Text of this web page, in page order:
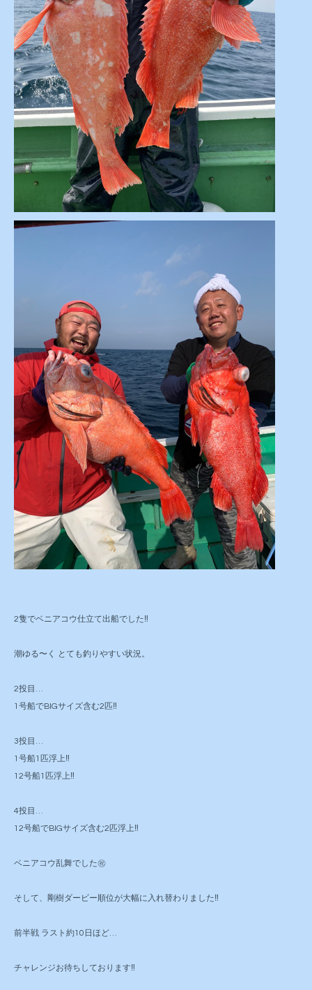
2隻でベニアコウ仕立て出船でした‼️
潮ゆる〜く とても釣りやすい状況。
2投目…
1号船でBIGサイズ含む2匹‼️
3投目…
1号船1匹浮上‼️
12号船1匹浮上‼️
4投目…
12号船でBIGサイズ含む2匹浮上‼️
ベニアコウ乱舞でした㊗️
そして、剛樹ダービー順位が大幅に入れ替わりました‼️
前半戦 ラスト約10日ほど…
チャレンジお待ちしております‼️